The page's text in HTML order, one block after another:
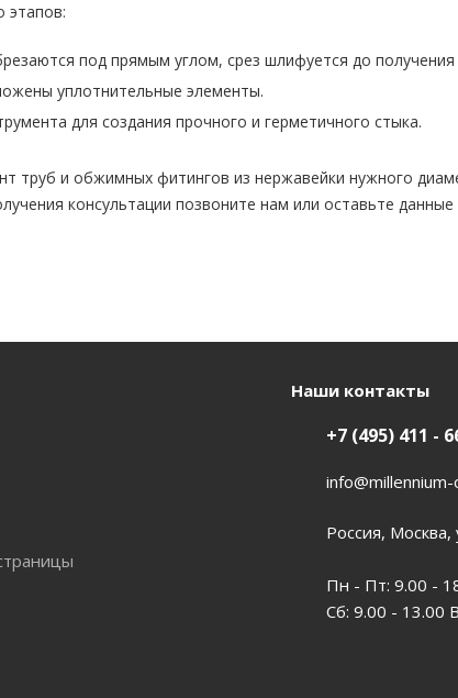
этапов:
под прямым углом, срез шлифуется до получения
уплотнительные элементы.
для создания прочного и герметичного стыка.
труб и обжимных фитингов из нержавейки нужного
консультации позвоните нам или оставьте
Наши контакты
+7 (495) 411 -
Россия, Москва,
Пн - Пт: 9.00 -
Сб: 9.00 - 13.00